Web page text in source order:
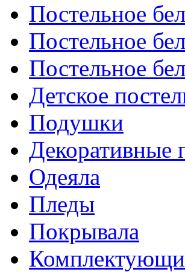
Постельное
Постельное
Постельное
Детское
Подушки
Декоративные
Одеяла
Пледы
Покрывала